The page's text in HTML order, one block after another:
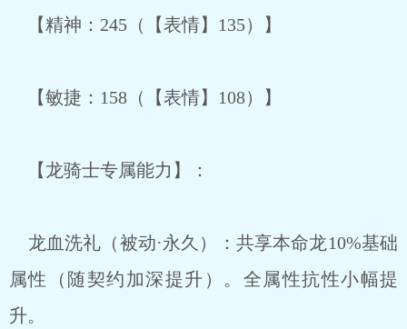
【精神：245（【表情】135）】
【敏捷：158（【表情】108）】
【龙骑士专属能力】：
龙血洗礼（被动·永久）：共享本命龙10%基础
属性（随契约加深提升）。全属性抗性小幅提
升。